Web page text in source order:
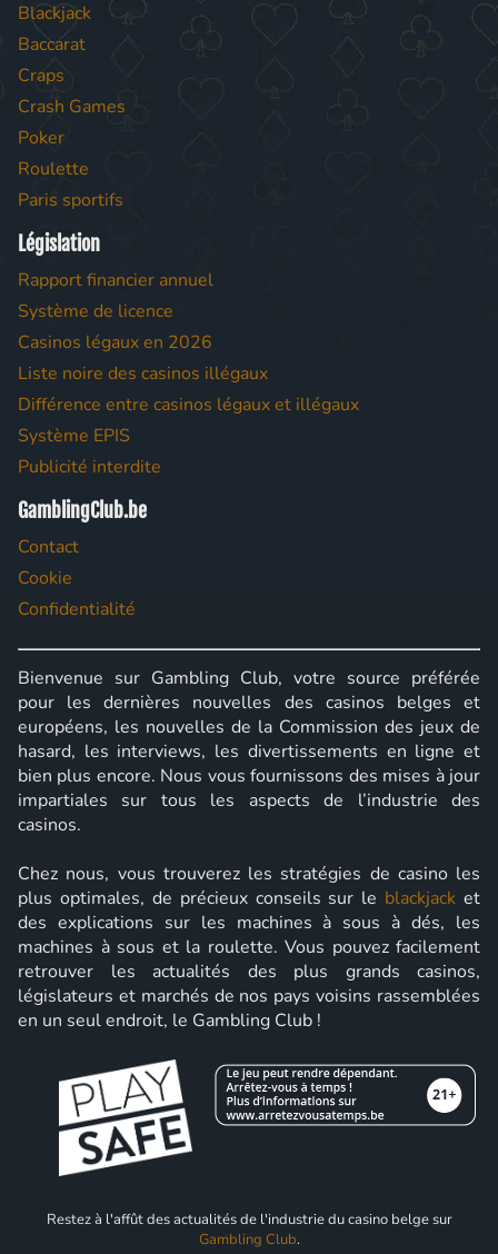
Blackjack
Baccarat
Craps
Crash Games
Poker
Roulette
Paris sportifs
Législation
Rapport financier annuel
Système de licence
Casinos légaux en 2026
Liste noire des casinos illégaux
Différence entre casinos légaux et illégaux
Système EPIS
Publicité interdite
GamblingClub.be
Contact
Cookie
Confidentialité
Bienvenue sur Gambling Club, votre source préférée
pour les dernières nouvelles des casinos belges et
européens, les nouvelles de la Commission des jeux de
hasard, les interviews, les divertissements en ligne et
bien plus encore. Nous vous fournissons des mises à jour
impartiales sur tous les aspects de l’industrie des
casinos.
Chez nous, vous trouverez les stratégies de casino les
plus optimales, de précieux conseils sur le blackjack et
des explications sur les machines à sous à dés, les
machines à sous et la roulette. Vous pouvez facilement
retrouver les actualités des plus grands casinos,
législateurs et marchés de nos pays voisins rassemblées
en un seul endroit, le Gambling Club !
Restez à l'affût des actualités de l'industrie du casino belge sur
Gambling Club.